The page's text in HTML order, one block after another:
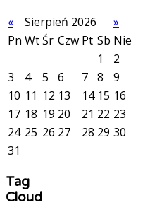
«
Sierpień 2026
»
Pn WtŚr Czw Pt Sb Nie
1
2
3
4 5 6 7 8
9
10 11 12 13 14 15 16
17 18 19 20 21 22 23
24 25 26 27 28 29 30
31
Tag
Cloud